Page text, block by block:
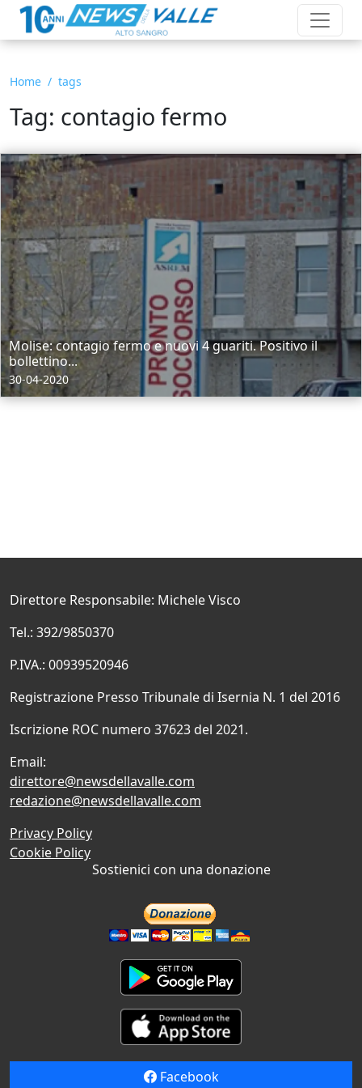
Home tags
Tag: contagio fermo
Molise: contagio fermo e nuovi 4 guariti. Positivo il
bollettino...
30-04-2020
Direttore Responsabile: Michele Visco
Tel.: 392/9850370
P.IVA.: 00939520946
Registrazione Presso Tribunale di Isernia N. 1 del 2016
Iscrizione ROC numero 37623 del 2021.
Email:
direttore@newsdellavalle.com
redazione@newsdellavalle.com
Privacy Policy
Cookie Policy
Sostienici con una donazione
Facebook